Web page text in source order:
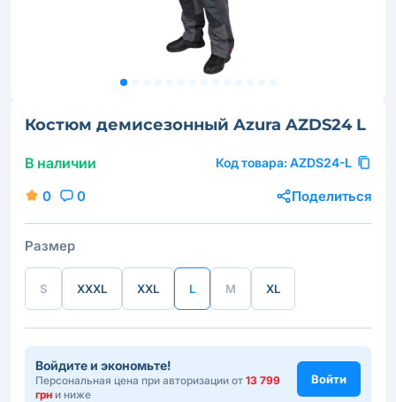
Костюм демисезонный Azura AZDS24 L
В наличии Код товара: AZDS24-L
0 0 Поделиться
Размер
S XXXL XXL L M XL
Войдите и экономьте!
Персональная цена при авторизации от 13 799
грн и ниже
Войти